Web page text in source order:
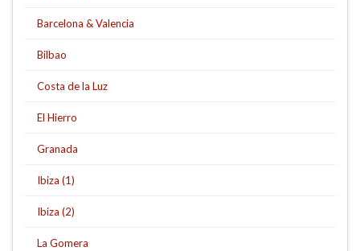
Barcelona & Valencia
Bilbao
Costa de la Luz
El Hierro
Granada
Ibiza (1)
Ibiza (2)
La Gomera